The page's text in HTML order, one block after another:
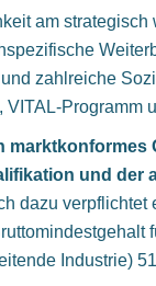
am
zahlreiche
Programm
marktkonformes
und der
dazu verpflichtet
Industrie)